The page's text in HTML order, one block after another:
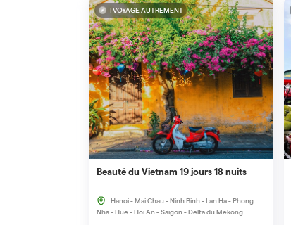
VOYAGE AUTREMENT
Beauté du Vietnam 19 jours 18 nuits
Hanoi - Mai Chau - Ninh Binh - Lan Ha - Phong
Nha - Hue - Hoi An - Saigon - Delta du Mékong